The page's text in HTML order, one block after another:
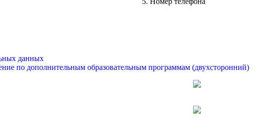
данных
по дополнительным образовательным программам (двухсторонний)